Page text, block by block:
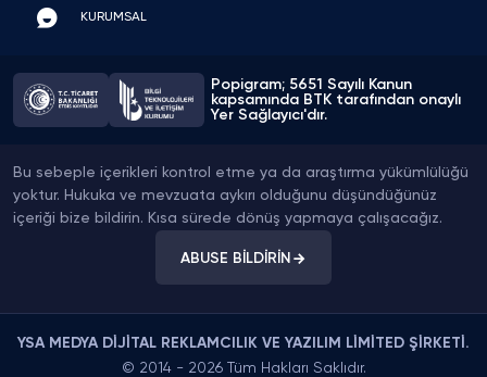
KURUMSAL
Popigram; 5651 Sayılı Kanun
kapsamında BTK tarafından onaylı
Yer Sağlayıcı'dır.
Bu sebeple içerikleri kontrol etme ya da araştırma yükümlülüğü
yoktur. Hukuka ve mevzuata aykırı olduğunu düşündüğünüz
içeriği bize bildirin. Kısa sürede dönüş yapmaya çalışacağız.
ABUSE BİLDİRİN
YSA MEDYA DİJİTAL REKLAMCILIK VE YAZILIM LİMİTED ŞİRKETİ.
© 2014 - 2026 Tüm Hakları Saklıdır.